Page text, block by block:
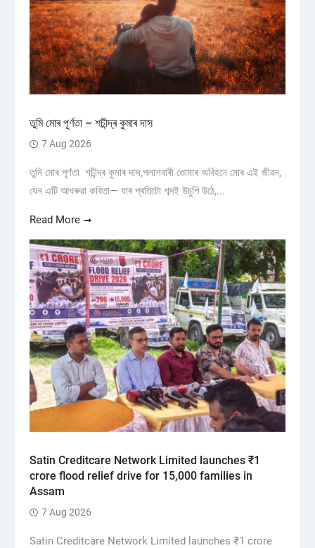
তুমি মোৰ পূৰ্ণতা – শচীন্দ্ৰ কুমাৰ দাস
7 Aug 2026
তুমি মোৰ পূৰ্ণতা শচীন্দ্ৰ কুমাৰ দাস,পলাশবাৰী তোমাৰ অবিহনে মোৰ এই জীৱন,
যেন এটি আধৰুৱা কবিতা— যাৰ প্ৰতিটো শব্দই উচুপি উঠে,...
Read More
Satin Creditcare Network Limited launches ₹1
crore flood relief drive for 15,000 families in
Assam
7 Aug 2026
Satin Creditcare Network Limited launches ₹1 crore